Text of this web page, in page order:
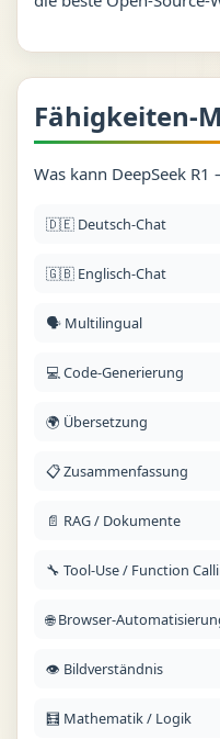
Fähigkeiten-
Was kann DeepSeek
🇩🇪 Deutsch-Chat
🇬🇧 Englisch-Chat
🗣️ Multilingual
💻 Code-Generierung
🌍 Übersetzung
📋 Zusammenfassung
📄 RAG / Dokumente
🔧 Tool-Use / Function
🌐 Browser-
👁️ Bildverständnis
🧮 Mathematik / Logik